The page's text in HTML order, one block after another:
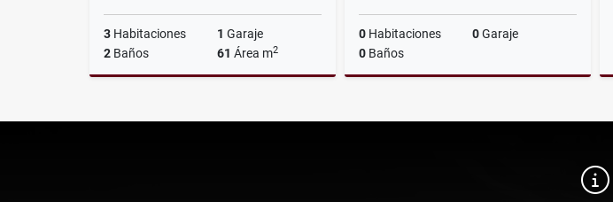
3 Habitaciones 1 Garaje
2 Baños 61 Área m2
$270.000.000
0 Habitaciones 0Garaje
0 Baños
$1.194.570.000